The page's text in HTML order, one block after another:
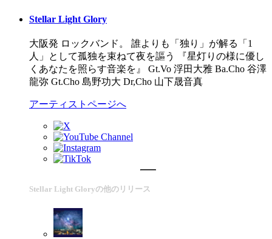
Stellar Light Glory
大阪発 ロックバンド。 誰よりも「独り」が解る「1
人」として孤独を束ねて夜を謳う 『星灯りの様に優し
くあなたを照らす音楽を』 Gt.Vo 浮田大雅 Ba.Cho 谷澤
龍弥 Gt.Cho 島野功大 Dr,Cho 山下晟音真
アーティストページへ
Stellar Light Gloryの他のリリース